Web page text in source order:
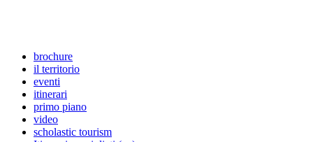
brochure
il territorio
eventi
itinerari
primo piano
video
scholastic tourism